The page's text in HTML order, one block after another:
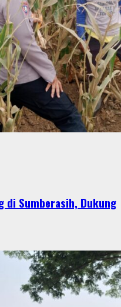
di Sumberasih, Dukung